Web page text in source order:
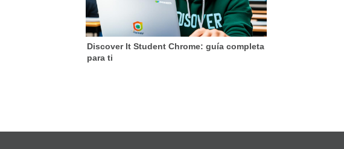
Discover It Student Chrome: guía completa
para ti